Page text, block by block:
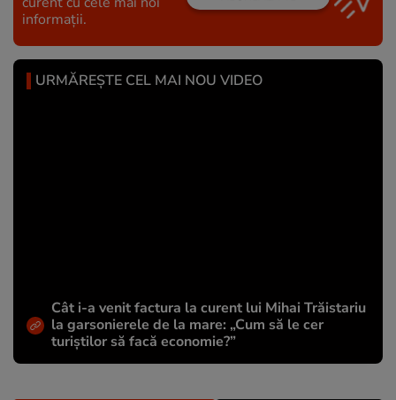
informații.
URMĂREȘTE CEL MAI NOU VIDEO
Cât i-a venit factura la curent lui Mihai Trăistariu
la garsonierele de la mare: „Cum să le cer
turiștilor să facă economie?”